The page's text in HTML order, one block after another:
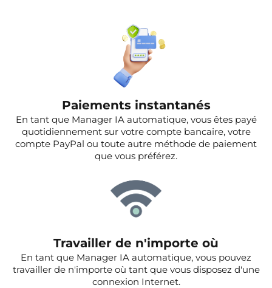
Paiements instantanés
En tant que Manager IA automatique, vous êtes payé
quotidiennement sur votre compte bancaire, votre
compte PayPal ou toute autre méthode de paiement
que vous préférez.
Travailler de n'importe où
En tant que Manager IA automatique, vous pouvez
travailler de n'importe où tant que vous disposez d'une
connexion Internet.